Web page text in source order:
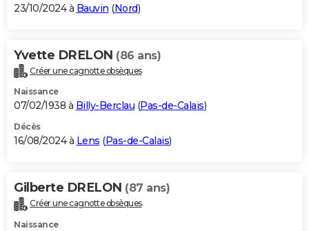
23/10/2024 à Bauvin (Nord)
Yvette DRELON (86 ans)
Créer une cagnotte obsèques
Naissance
07/02/1938 à Billy-Berclau (Pas-de-Calais)
Décès
16/08/2024 à Lens (Pas-de-Calais)
Gilberte DRELON (87 ans)
Créer une cagnotte obsèques
Naissance